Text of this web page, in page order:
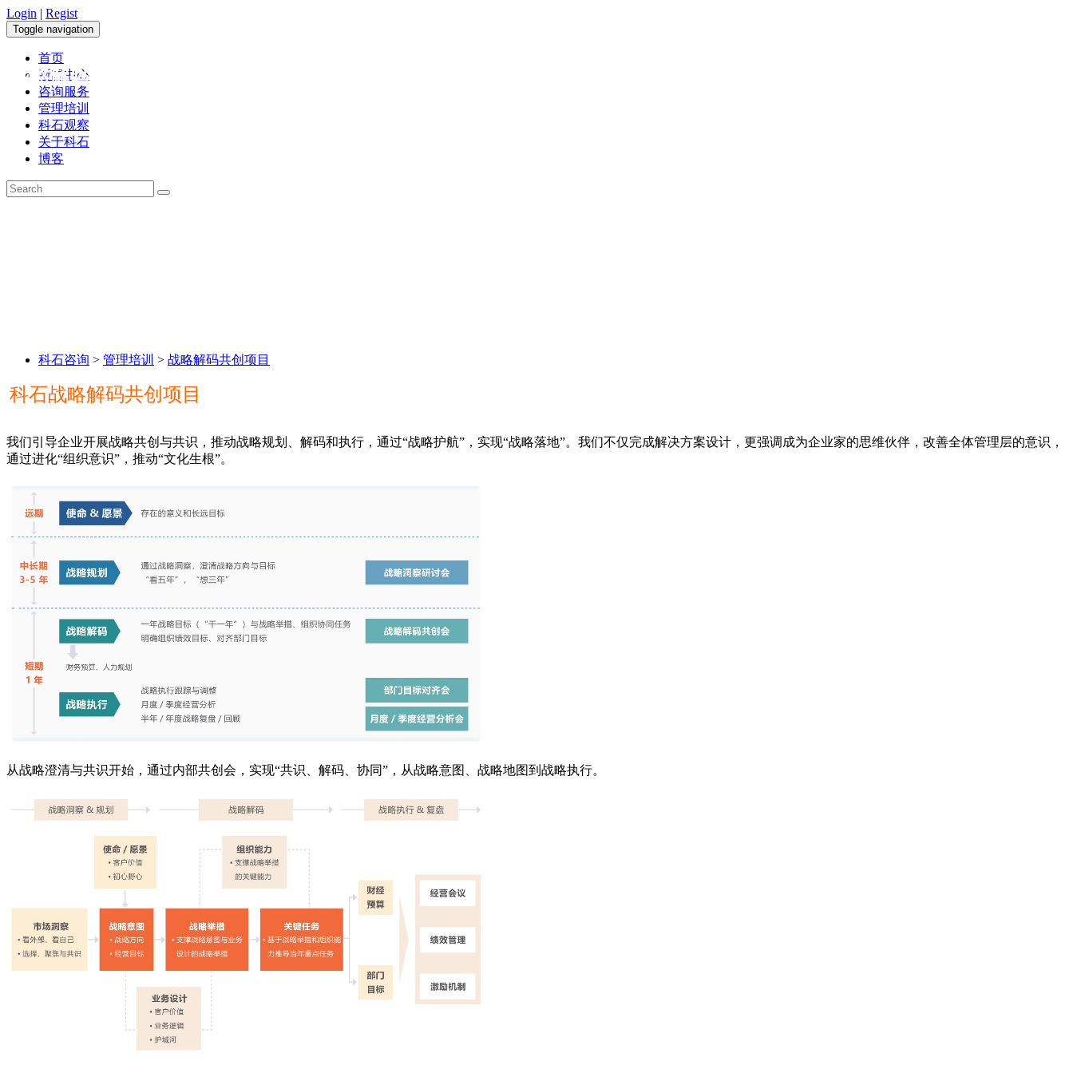
Login | Regist
Toggle navigation
首页
新闻中心
咨询服务
管理培训
科石观察
关于科石
博客
战略解码共创项目
科石咨询 > 管理培训 > 战略解码共创项目
科石战略解码共创项目
我们引导企业开展战略共创与共识，推动战略规划、解码和执行，通过“战略护航”，实现“战略落地”。我们不仅完成解决方案设计，更强调成为企业家的思维伙伴，改善全体管理层的意识，
通过进化“组织意识”，推动“文化生根”。
从战略澄清与共识开始，通过内部共创会，实现“共识、解码、协同”，从战略意图、战略地图到战略执行。